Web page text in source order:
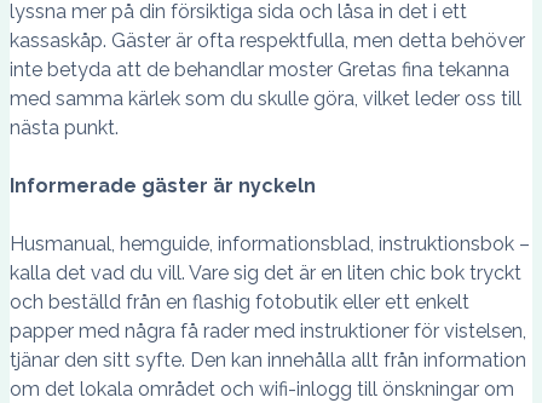
lyssna mer på din försiktiga sida och låsa in det i ett
kassaskåp. Gäster är ofta respektfulla, men detta behöver
inte betyda att de behandlar moster Gretas fina tekanna
med samma kärlek som du skulle göra, vilket leder oss till
nästa punkt.
Informerade gäster är nyckeln
Husmanual, hemguide, informationsblad, instruktionsbok –
kalla det vad du vill. Vare sig det är en liten chic bok tryckt
och beställd från en flashig fotobutik eller ett enkelt
papper med några få rader med instruktioner för vistelsen,
tjänar den sitt syfte. Den kan innehålla allt från information
om det lokala området och wifi-inlogg till önskningar om